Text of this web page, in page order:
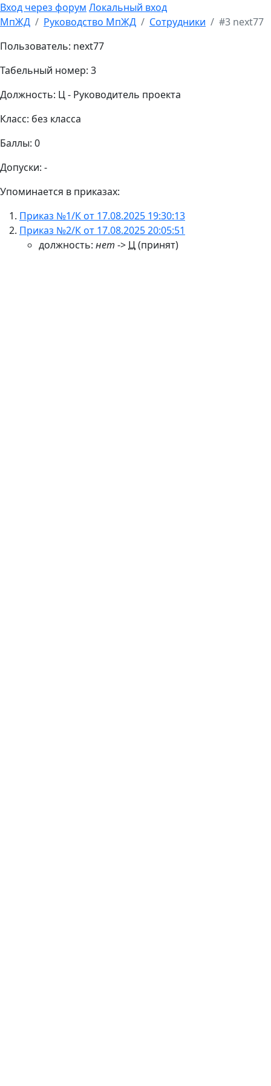
Вход через форум Локальный вход
МпЖД
Руководство МпЖД Сотрудники
#3 next77
Пользователь: next77
Табельный номер: 3
Должность: Ц - Руководитель проекта
Класс: без класса
Баллы: 0
Допуски: -
Упоминается в приказах:
Приказ №1/К от 17.08.2025 19:30:13
Приказ №2/К от 17.08.2025 20:05:51
должность: нет -> Ц(принят)